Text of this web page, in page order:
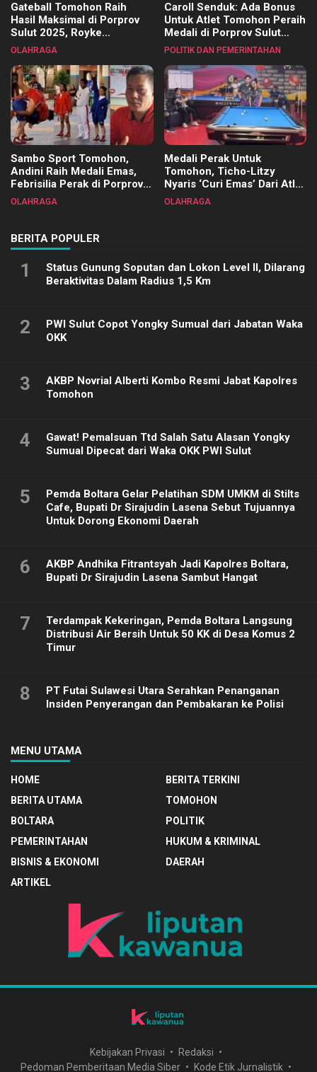
Gateball Tomohon Raih
Hasil Maksimal di Porprov
Sulut 2025, Royke
Tangkawarouw Ucapkan
OLAHRAGA
Caroll Senduk: Ada Bonus
Untuk Atlet Tomohon Peraih
Medali di Porprov Sulut
2025
POLITIK DAN PEMERINTAHAN
Sambo Sport Tomohon,
Andini Raih Medali Emas,
Febrisilia Perak di Porprov
Sulut 2025
OLAHRAGA
Medali Perak Untuk
Tomohon, Ticho-Litzy
Nyaris ‘Curi Emas’ Dari Atlet
Biliar PON di Porprov Sulut
OLAHRAGA
BERITA POPULER
1
Status Gunung Soputan dan Lokon Level II, Dilarang
Beraktivitas Dalam Radius 1,5 Km
2
PWI Sulut Copot Yongky Sumual dari Jabatan Waka
OKK
3
AKBP Novrial Alberti Kombo Resmi Jabat Kapolres
Tomohon
4
Gawat! Pemalsuan Ttd Salah Satu Alasan Yongky
Sumual Dipecat dari Waka OKK PWI Sulut
5
Pemda Boltara Gelar Pelatihan SDM UMKM di Stilts
Cafe, Bupati Dr Sirajudin Lasena Sebut Tujuannya
Untuk Dorong Ekonomi Daerah
6
AKBP Andhika Fitrantsyah Jadi Kapolres Boltara,
Bupati Dr Sirajudin Lasena Sambut Hangat
7
Terdampak Kekeringan, Pemda Boltara Langsung
Distribusi Air Bersih Untuk 50 KK di Desa Komus 2
Timur
8
PT Futai Sulawesi Utara Serahkan Penanganan
Insiden Penyerangan dan Pembakaran ke Polisi
MENU UTAMA
HOME
BERITA TERKINI
BERITA UTAMA
TOMOHON
BOLTARA
POLITIK
PEMERINTAHAN
HUKUM & KRIMINAL
BISNIS & EKONOMI
DAERAH
ARTIKEL
Kebijakan Privasi
Redaksi
Pedoman Pemberitaan Media Siber
Kode Etik Jurnalistik